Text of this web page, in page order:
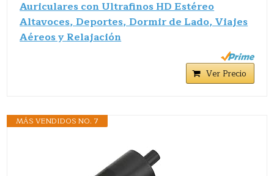
Auriculares con Ultrafinos HD Estéreo
Altavoces, Deportes, Dormir de Lado, Viajes
Aéreos y Relajación
Ver Precio
MÁS VENDIDOS NO. 7